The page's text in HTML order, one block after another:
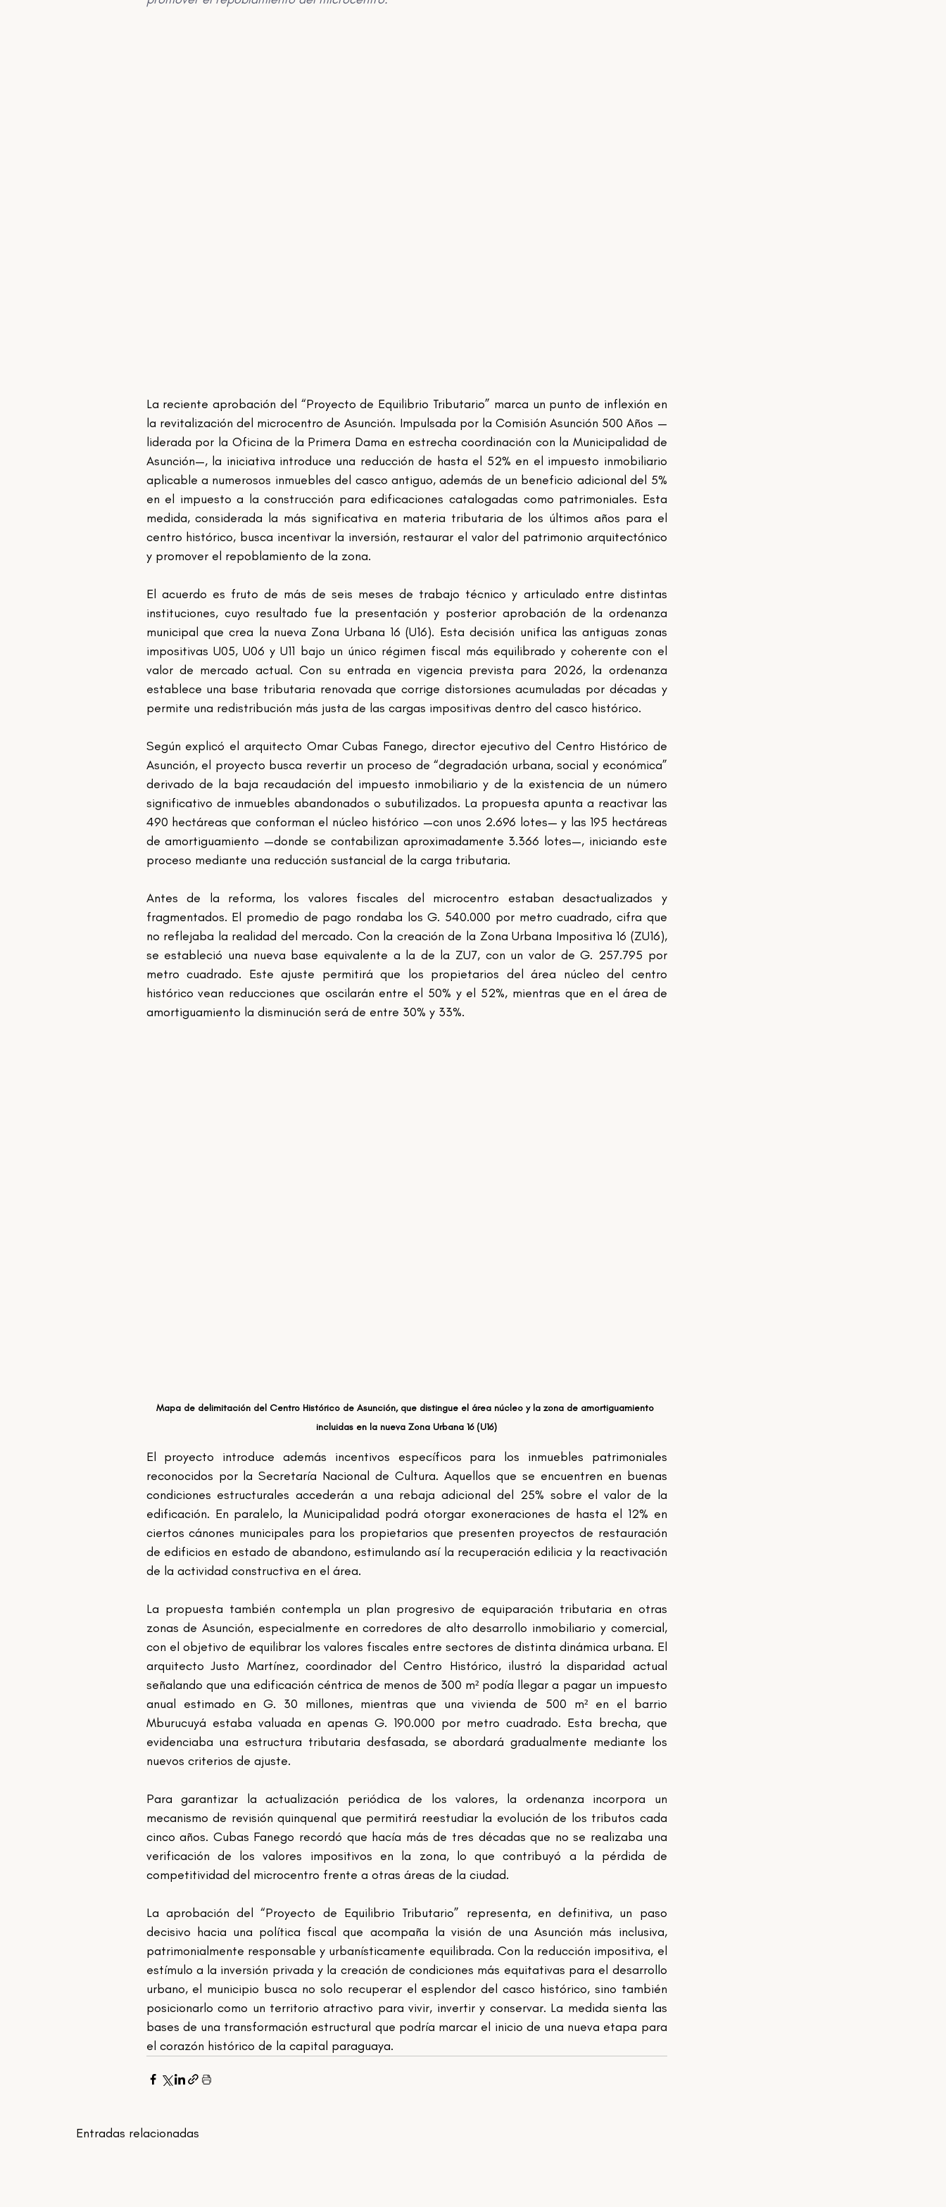
La reciente aprobación del “Proyecto de Equilibrio Tributario” marca un punto de inflexión en
la revitalización del microcentro de Asunción. Impulsada por la Comisión Asunción 500 Años —
liderada por la Oficina de la Primera Dama en estrecha coordinación con la Municipalidad de
Asunción—, la iniciativa introduce una reducción de hasta el 52% en el impuesto inmobiliario
aplicable a numerosos inmuebles del casco antiguo, además de un beneficio adicional del 5%
en el impuesto a la construcción para edificaciones catalogadas como patrimoniales. Esta
medida, considerada la más significativa en materia tributaria de los últimos años para el
centro histórico, busca incentivar la inversión, restaurar el valor del patrimonio arquitectónico
y promover el repoblamiento de la zona.
El acuerdo es fruto de más de seis meses de trabajo técnico y articulado entre distintas
instituciones, cuyo resultado fue la presentación y posterior aprobación de la ordenanza
municipal que crea la nueva Zona Urbana 16 (U16). Esta decisión unifica las antiguas zonas
impositivas U05, U06 y U11 bajo un único régimen fiscal más equilibrado y coherente con el
valor de mercado actual. Con su entrada en vigencia prevista para 2026, la ordenanza
establece una base tributaria renovada que corrige distorsiones acumuladas por décadas y
permite una redistribución más justa de las cargas impositivas dentro del casco histórico.
Según explicó el arquitecto Omar Cubas Fanego, director ejecutivo del Centro Histórico de
Asunción, el proyecto busca revertir un proceso de “degradación urbana, social y económica”
derivado de la baja recaudación del impuesto inmobiliario y de la existencia de un número
significativo de inmuebles abandonados o subutilizados. La propuesta apunta a reactivar las
490 hectáreas que conforman el núcleo histórico —con unos 2.696 lotes— y las 195 hectáreas
de amortiguamiento —donde se contabilizan aproximadamente 3.366 lotes—, iniciando este
proceso mediante una reducción sustancial de la carga tributaria.
Antes de la reforma, los valores fiscales del microcentro estaban desactualizados y
fragmentados. El promedio de pago rondaba los G. 540.000 por metro cuadrado, cifra que
no reflejaba la realidad del mercado. Con la creación de la Zona Urbana Impositiva 16 (ZU16),
se estableció una nueva base equivalente a la de la ZU7, con un valor de G. 257.795 por
metro cuadrado. Este ajuste permitirá que los propietarios del área núcleo del centro
histórico vean reducciones que oscilarán entre el 50% y el 52%, mientras que en el área de
amortiguamiento la disminución será de entre 30% y 33%.
Mapa de delimitación del Centro Histórico de Asunción, que distingue el área núcleo y la zona de amortiguamiento
incluidas en la nueva Zona Urbana 16 (U16)
El proyecto introduce además incentivos específicos para los inmuebles patrimoniales
reconocidos por la Secretaría Nacional de Cultura. Aquellos que se encuentren en buenas
condiciones estructurales accederán a una rebaja adicional del 25% sobre el valor de la
edificación. En paralelo, la Municipalidad podrá otorgar exoneraciones de hasta el 12% en
ciertos cánones municipales para los propietarios que presenten proyectos de restauración
de edificios en estado de abandono, estimulando así la recuperación edilicia y la reactivación
de la actividad constructiva en el área.
La propuesta también contempla un plan progresivo de equiparación tributaria en otras
zonas de Asunción, especialmente en corredores de alto desarrollo inmobiliario y comercial,
con el objetivo de equilibrar los valores fiscales entre sectores de distinta dinámica urbana. El
arquitecto Justo Martínez, coordinador del Centro Histórico, ilustró la disparidad actual
señalando que una edificación céntrica de menos de 300 m² podía llegar a pagar un impuesto
anual estimado en G. 30 millones, mientras que una vivienda de 500 m² en el barrio
Mburucuyá estaba valuada en apenas G. 190.000 por metro cuadrado. Esta brecha, que
evidenciaba una estructura tributaria desfasada, se abordará gradualmente mediante los
nuevos criterios de ajuste.
Para garantizar la actualización periódica de los valores, la ordenanza incorpora un
mecanismo de revisión quinquenal que permitirá reestudiar la evolución de los tributos cada
cinco años. Cubas Fanego recordó que hacía más de tres décadas que no se realizaba una
verificación de los valores impositivos en la zona, lo que contribuyó a la pérdida de
competitividad del microcentro frente a otras áreas de la ciudad.
La aprobación del “Proyecto de Equilibrio Tributario” representa, en definitiva, un paso
decisivo hacia una política fiscal que acompaña la visión de una Asunción más inclusiva,
patrimonialmente responsable y urbanísticamente equilibrada. Con la reducción impositiva, el
estímulo a la inversión privada y la creación de condiciones más equitativas para el desarrollo
urbano, el municipio busca no solo recuperar el esplendor del casco histórico, sino también
posicionarlo como un territorio atractivo para vivir, invertir y conservar. La medida sienta las
bases de una transformación estructural que podría marcar el inicio de una nueva etapa para
el corazón histórico de la capital paraguaya.
Entradas relacionadas